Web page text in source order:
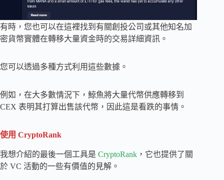
有時，您也可以在這裡找到有關創投公司或其他知名加
密貨幣實體在轉移大量資金時的交易詳細資訊。
您可以透過多種方式利用這些數據。
例如，在大多數情況下，鯨魚將大量代幣供應轉移到
CEX 表明其打算出售該代幣，因此這是看跌的事情。
使用 CryptoRank
我想介紹的最後一個工具是 CryptoRank ，它也提供了關
於 VC 活動的一些有價值的見解。